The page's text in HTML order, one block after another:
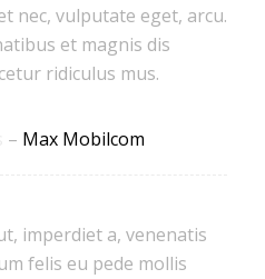
nec, vulputate eget, arcu.
et magnis dis
ridiculus mus.
– Max Mobilcom
imperdiet a, venenatis
felis eu pede mollis